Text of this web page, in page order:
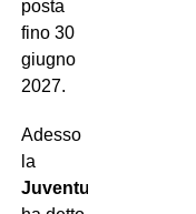
posta
fino 30
giugno
2027.
Adesso
la
Juventus